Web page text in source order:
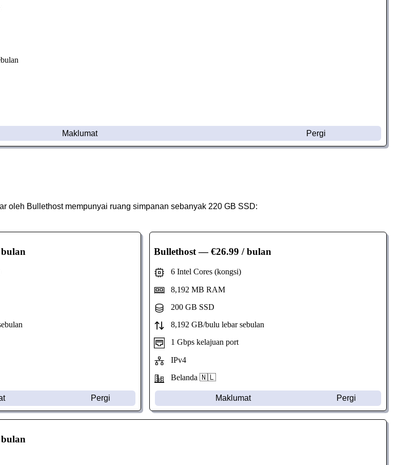
Maklumat Pergi
oleh Bullethost mempunyai ruang simpanan sebanyak 220 GB SSD:
Pergi
Bullethost— €26.99 / bulan
6 Intel Cores (kongsi)
8,192 MB RAM
200 GB SSD
8,192 GB/bulu lebar sebulan
1 Gbps kelajuan port
IPv4
Belanda 🇳🇱
Maklumat Pergi